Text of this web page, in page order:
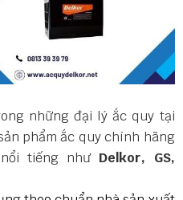
những đại lý ắc quy tại
phẩm ắc quy chính hãng
tiếng như Delkor, GS,